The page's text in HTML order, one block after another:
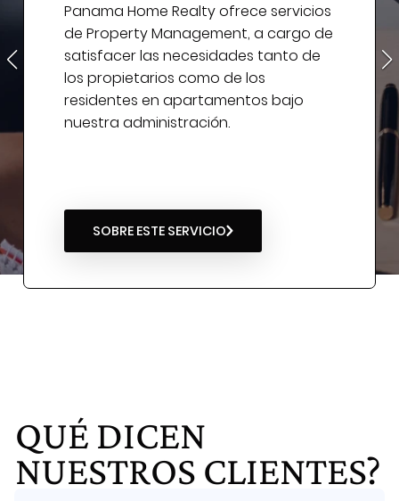
Panama Home Realty ofrece servicios
de Property Management, a cargo de
satisfacer las necesidades tanto de
los propietarios como de los
residentes en apartamentos bajo
nuestra administración.
SOBRE ESTE SERVICIO
QUÉ DICEN
NUESTROS CLIENTES?